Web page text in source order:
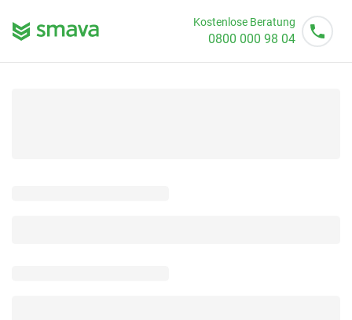
Kostenlose Beratung
0800 000 98 04